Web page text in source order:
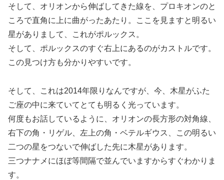
そして、オリオンから伸ばしてきた線を、プロキオンのと
ころで直角に上に曲がったあたり。ここを見ますと明るい
星がありまして、これがポルックス。
そして、ポルックスのすぐ右上にあるのがカストルです。
この見つけ方も分かりやすいです。
そして、これは2014年限りなんですが、今、木星がふた
ご座の中に来ていてとても明るく光っています。
何度もお話しているように、オリオンの長方形の対角線、
右下の角・リゲル、左上の角・ベテルギウス、この明るい
二つの星をつないで伸ばした先に木星があります。
三つナナメにほぼ等間隔で並んでいますからすぐわかりま
す。